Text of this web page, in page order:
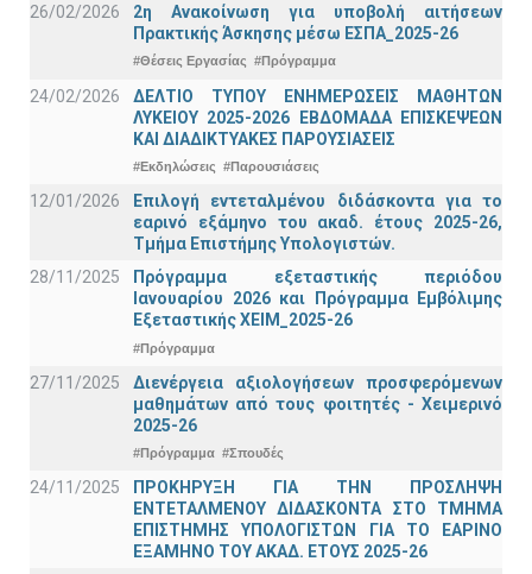
26/02/2026
2η Ανακοίνωση για υποβολή αιτήσεων
Πρακτικής Άσκησης μέσω ΕΣΠΑ_2025-26
#Θέσεις Εργασίας #Πρόγραμμα
24/02/2026
ΔΕΛΤΙΟ ΤΥΠΟΥ ΕΝΗΜΕΡΩΣΕΙΣ ΜΑΘΗΤΩΝ
ΛΥΚΕΙΟΥ 2025-2026 ΕΒΔΟΜΑΔΑ ΕΠΙΣΚΕΨΕΩΝ
ΚΑΙ ΔΙΑΔΙΚΤΥΑΚΕΣ ΠΑΡΟΥΣΙΑΣΕΙΣ
#Εκδηλώσεις #Παρουσιάσεις
12/01/2026
Επιλογή εντεταλμένου διδάσκοντα για το
εαρινό εξάμηνο του ακαδ. έτους 2025-26,
Τμήμα Επιστήμης Υπολογιστών.
28/11/2025
Πρόγραμμα εξεταστικής περιόδου
Ιανουαρίου 2026 και Πρόγραμμα Εμβόλιμης
Εξεταστικής ΧΕΙΜ_2025-26
#Πρόγραμμα
27/11/2025
Διενέργεια αξιολογήσεων προσφερόμενων
μαθημάτων από τους φοιτητές - Χειμερινό
2025-26
#Πρόγραμμα #Σπουδές
24/11/2025
ΠΡΟΚΗΡΥΞΗ ΓΙΑ ΤΗΝ ΠΡΟΣΛΗΨΗ
ΕΝΤΕΤΑΛΜΕΝΟΥ ΔΙΔΑΣΚΟΝΤΑ ΣΤΟ ΤΜΗΜΑ
ΕΠΙΣΤΗΜΗΣ ΥΠΟΛΟΓΙΣΤΩΝ ΓΙΑ ΤΟ ΕΑΡΙΝΟ
ΕΞΑΜΗΝΟ ΤΟΥ ΑΚΑΔ. ΕΤΟΥΣ 2025-26